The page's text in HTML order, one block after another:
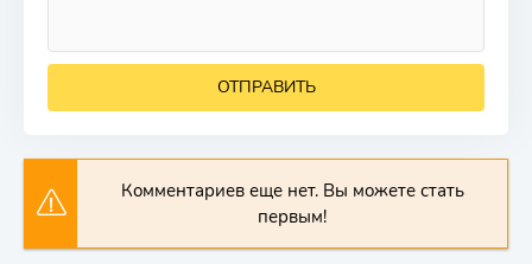
ОТПРАВИТЬ
Комментариев еще нет. Вы можете стать
первым!